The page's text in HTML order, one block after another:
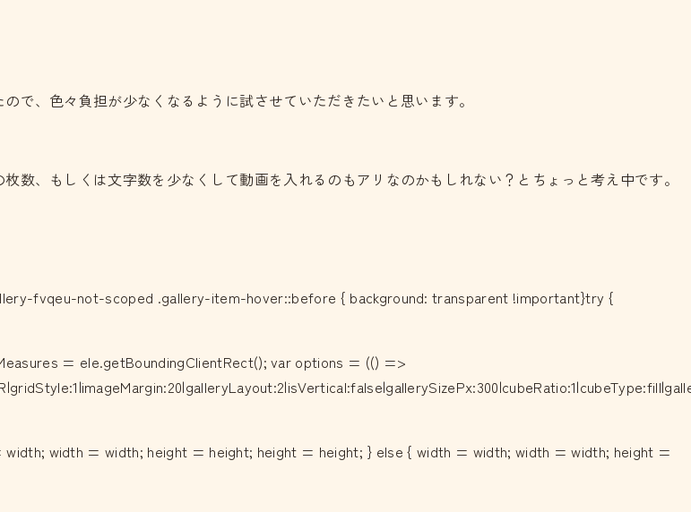
で、色々負担が少なくなるように試させていただきたいと思います。
数、もしくは文字数を少なくして動画を入れるのもアリなのかもしれない？とちょっと考え中です。
fvqeu-not-scoped .gallery-item-hover::before { background: transparent !important}try {
= ele.getBoundingClientRect(); var options = (() =>
width = width; height = height; height = height; } else { width = width; width = width; height =